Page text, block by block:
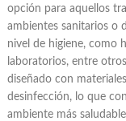
opción para aquellos
ambientes sanitarios o
nivel de higiene, como
laboratorios, entre
diseñado con
desinfección, lo que
ambiente más